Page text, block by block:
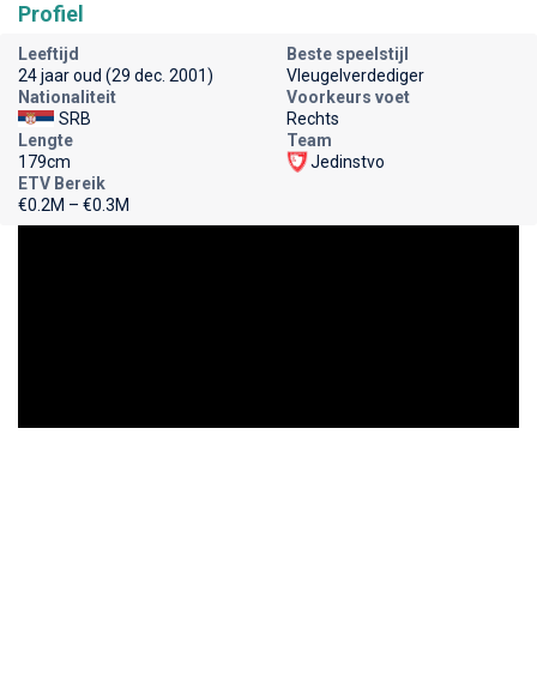
Profiel
Leeftijd
24 jaar oud (29 dec. 2001)
Beste speelstijl
Vleugelverdediger
Nationaliteit
SRB
Voorkeurs voet
Rechts
Lengte
179cm
Team
Jedinstvo
ETV Bereik
€0.2M – €0.3M